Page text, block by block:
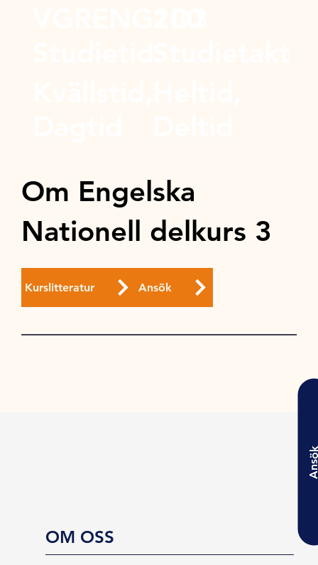
Om Engelska
Nationell delkurs 3
Kurslitteratur Ansök
OM OSS